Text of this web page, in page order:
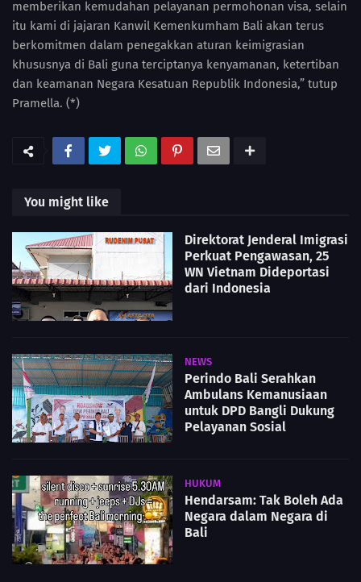
memberikan kemudahan pelayanan permohonan visa, selain
itu kami di jajaran Kanwil Kemenkumham Bali akan terus
berkomitmen dalam penegakkan aturan keimigrasian
khususnya di Bali guna terciptanya kenyamanan, ketertiban
dan keamanan Negara Kesatuan Republik Indonesia,” tutup
Pramella. (*)
You might like
Direktorat Jenderal Imigrasi
Perkuat Pengawasan, 25
WN Vietnam Dideportasi
dari Indonesia
NEWS
Perindo Bali Serahkan
Ambulans Kemanusiaan
untuk DPD Bangli Dukung
Pelayanan Sosial
HUKUM
Hendarsam: Tak Boleh Ada
Negara dalam Negara di
Bali